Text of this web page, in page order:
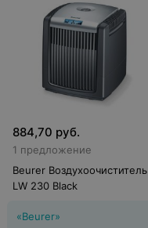
884,70 руб.
1 предложение
Beurer Воздухоочиститель
LW 230 Black
«Beurer»